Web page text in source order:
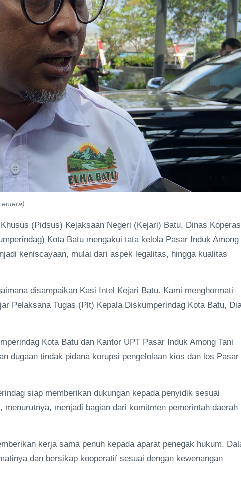
(Pidsus) Kejaksaan Negeri (Kejari) Batu, Dinas
Kota Batu mengakui tata kelola Pasar Induk Among
keniscayaan, mulai dari aspek legalitas, hingga kualitas
disampaikan Kasi Intel Kejari Batu. Kami menghormati
Pelaksana Tugas (Plt) Kepala Diskumperindag Kota Batu,
Kota Batu dan Kantor UPT Pasar Induk Among Tani
dugaan tindak pidana korupsi pengelolaan kios dan los Pasar
siap memberikan dukungan kepada penyidik sesuai
menjadi bagian dari komitmen pemerintah daerah
kerja sama penuh kepada aparat penegak hukum.
dan bersikap kooperatif sesuai dengan kewenangan